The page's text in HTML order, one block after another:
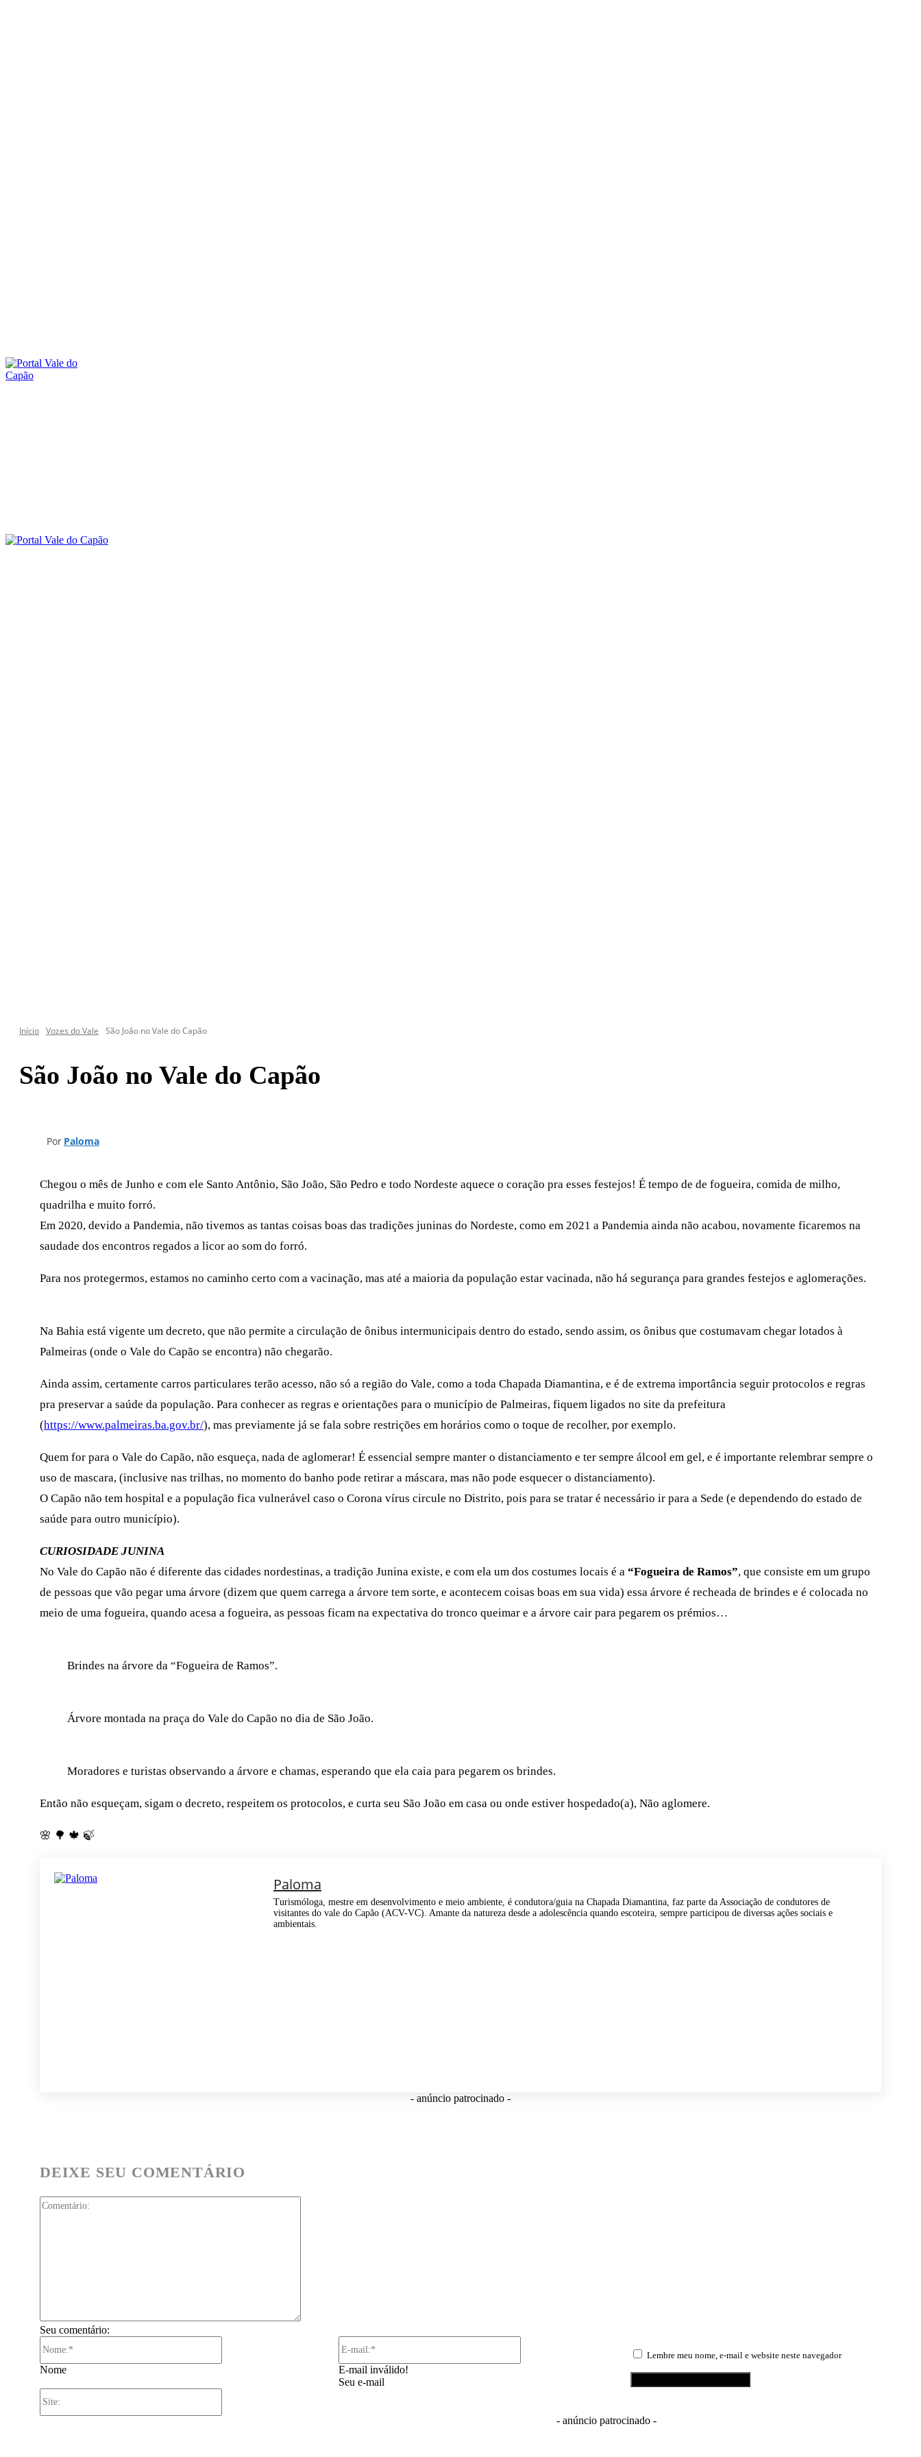
Início Vozes do Vale São João no Vale do Capão
São João no Vale do Capão
Por Paloma
Chegou o mês de Junho e com ele Santo Antônio, São João, São Pedro e todo Nordeste aquece o coração pra esses festejos! É tempo de de fogueira, comida de milho,
quadrilha e muito forró.
Em 2020, devido a Pandemia, não tivemos as tantas coisas boas das tradições juninas do Nordeste, como em 2021 a Pandemia ainda não acabou, novamente ficaremos na
saudade dos encontros regados a licor ao som do forró.
Para nos protegermos, estamos no caminho certo com a vacinação, mas até a maioria da população estar vacinada, não há segurança para grandes festejos e aglomerações.
Na Bahia está vigente um decreto, que não permite a circulação de ônibus intermunicipais dentro do estado, sendo assim, os ônibus que costumavam chegar lotados à
Palmeiras (onde o Vale do Capão se encontra) não chegarão.
Ainda assim, certamente carros particulares terão acesso, não só a região do Vale, como a toda Chapada Diamantina, e é de extrema importância seguir protocolos e regras
pra preservar a saúde da população. Para conhecer as regras e orientações para o município de Palmeiras, fiquem ligados no site da prefeitura
(https://www.palmeiras.ba.gov.br/), mas previamente já se fala sobre restrições em horários como o toque de recolher, por exemplo.
Quem for para o Vale do Capão, não esqueça, nada de aglomerar! É essencial sempre manter o distanciamento e ter sempre álcool em gel, e é importante relembrar sempre o
uso de mascara, (inclusive nas trilhas, no momento do banho pode retirar a máscara, mas não pode esquecer o distanciamento).
O Capão não tem hospital e a população fica vulnerável caso o Corona vírus circule no Distrito, pois para se tratar é necessário ir para a Sede (e dependendo do estado de
saúde para outro município).
CURIOSIDADE JUNINA
No Vale do Capão não é diferente das cidades nordestinas, a tradição Junina existe, e com ela um dos costumes locais é a “Fogueira de Ramos”, que consiste em um grupo
de pessoas que vão pegar uma árvore (dizem que quem carrega a árvore tem sorte, e acontecem coisas boas em sua vida) essa árvore é recheada de brindes e é colocada no
meio de uma fogueira, quando acesa a fogueira, as pessoas ficam na expectativa do tronco queimar e a árvore cair para pegarem os prémios…
Brindes na árvore da “Fogueira de Ramos”.
Árvore montada na praça do Vale do Capão no dia de São João.
Moradores e turistas observando a árvore e chamas, esperando que ela caia para pegarem os brindes.
Então não esqueçam, sigam o decreto, respeitem os protocolos, e curta seu São João em casa ou onde estiver hospedado(a), Não aglomere.
🌸 🌳 🍁 🍃
Paloma
Turismóloga, mestre em desenvolvimento e meio ambiente, é condutora/guia na Chapada Diamantina, faz parte da Associação de condutores de
visitantes do vale do Capão (ACV-VC). Amante da natureza desde a adolescência quando escoteira, sempre participou de diversas ações sociais e
ambientais.
- anúncio patrocinado -
DEIXE SEU COMENTÁRIO
Seu comentário:
Nome
E-mail inválido!
Seu e-mail
Lembre meu nome, e-mail e website neste navegador
- anúncio patrocinado -